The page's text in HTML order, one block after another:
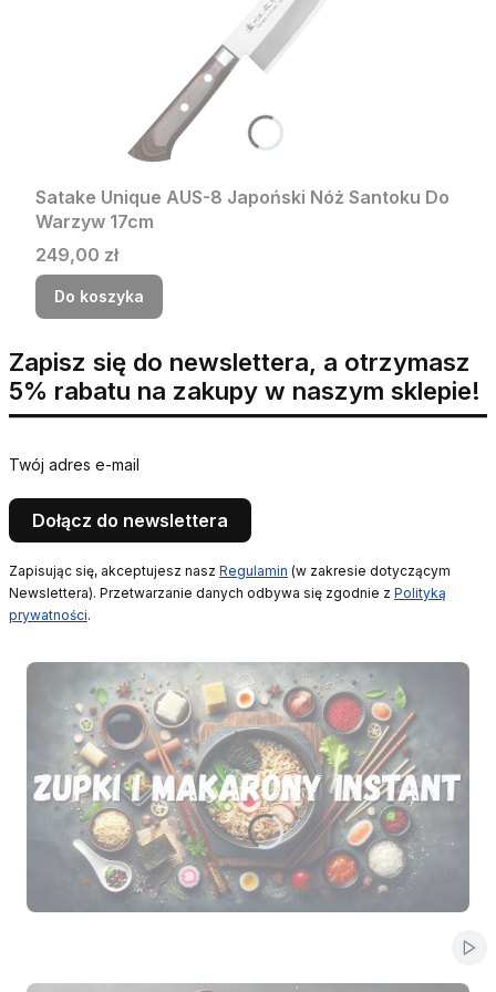
Satake Unique AUS-8 Japoński Nóż Santoku Do
Warzyw 17cm
Cena
249,00 zł
Do koszyka
Zapisz się do newslettera, a otrzymasz
5% rabatu na zakupy w naszym sklepie!
Twój adres e-mail
Dołącz do newslettera
Zapisując się, akceptujesz nasz Regulamin (w zakresie dotyczącym
Newslettera). Przetwarzanie danych odbywa się zgodnie z Polityką
prywatności.